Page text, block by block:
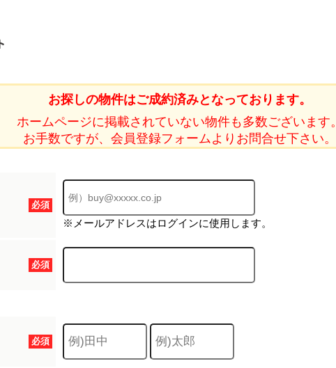
ホーム
お知らせ
会社概要
お探しの物件はご成約済みとなっております。
ホームページに掲載されていない物件も多数ございます。
お手数ですが、会員登録フォームよりお問合せ下さい。
必須
※メールアドレスはログインに使用します。
必須
必須